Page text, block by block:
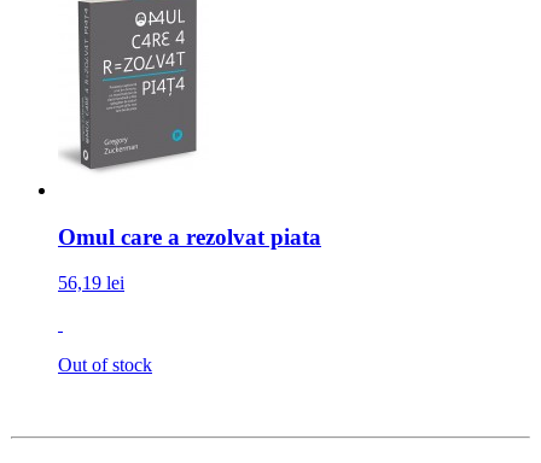
Omul care a rezolvat piata
56,19 lei
Out of stock